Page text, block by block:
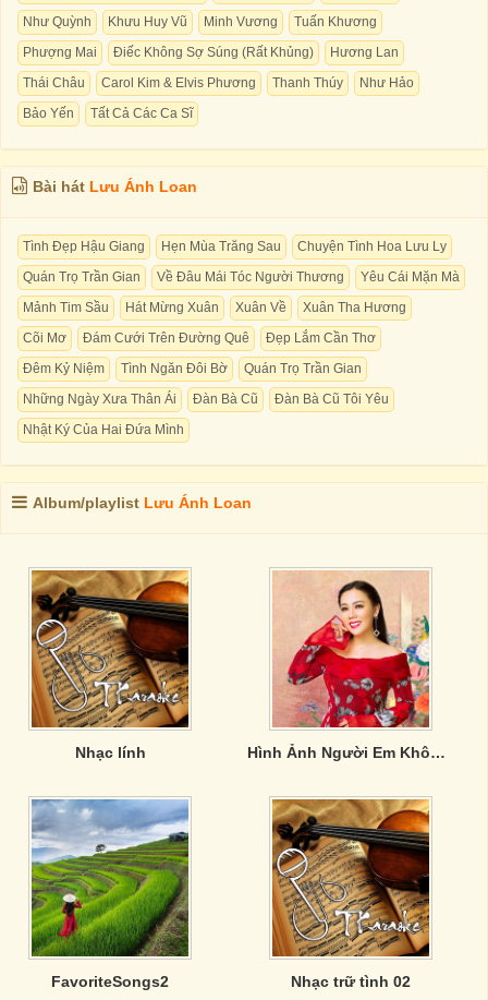
Như Quỳnh
Khưu Huy Vũ Minh Vương
Tuấn Khương
Phượng Mai
Điếc Không Sợ Súng (Rất Khủng)
Hương Lan
Thái Châu
Carol Kim & Elvis Phương Thanh Thúy
Như Hảo
Bảo Yến
Tất Cả Các Ca Sĩ
Bài hát Lưu Ánh Loan
Tình Đẹp Hậu Giang Hẹn Mùa Trăng Sau
Chuyện Tình Hoa Lưu Ly
Quán Trọ Trần Gian
Về Đâu Mái Tóc Người Thương
Yêu Cái Mặn Mà
Mảnh Tim Sầu
Hát Mừng Xuân Xuân Về
Xuân Tha Hương
Cõi Mơ
Đám Cưới Trên Đường Quê
Đẹp Lắm Cần Thơ
Đêm Kỷ Niệm
Tình Ngăn Đôi Bờ
Quán Trọ Trần Gian
Những Ngày Xưa Thân Ái
Đàn Bà Cũ
Đàn Bà Cũ Tôi Yêu
Nhật Ký Của Hai Đứa Mình
Album/playlist Lưu Ánh Loan
Nhạc lính Hình Ảnh Người Em Không Đợi - Lưu Ánh Loan
FavoriteSongs2 Nhạc trữ tình 02